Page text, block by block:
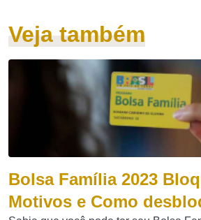
Veja também
Bolsa Família 2023
Motivos e Como